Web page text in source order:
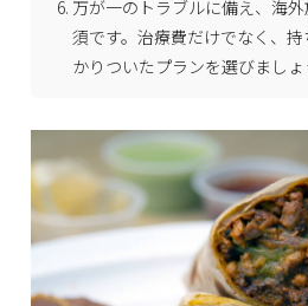
万が一のトラブルに備え、海
須です。治療費だけでなく、
かりついたプランを選びましょ